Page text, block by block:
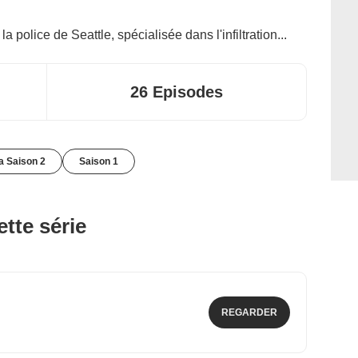
police de Seattle, spécialisée dans l'infiltration...
26 Episodes
Saison 2 Saison 1
série
REGARDER